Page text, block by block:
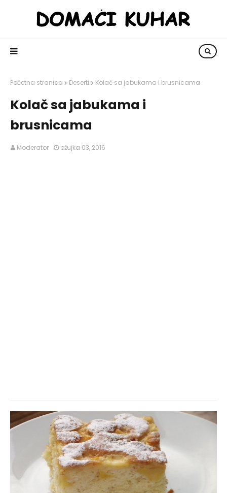
Početna stranica Deserti Kolač sa jabukama i brusnicama
Kolač sa jabukama i
brusnicama
Moderator ožujka 03, 2016